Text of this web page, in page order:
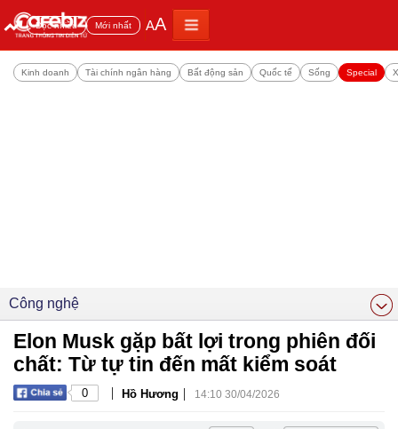
Đọc nhiều Mới nhất AA
Kinh doanh Tài chính ngân hàng Bất động sản Quốc tế Sống Special
Công nghệ
Elon Musk gặp bất lợi trong phiên đối
chất: Từ tự tin đến mất kiểm soát
0 | Hồ Hương | 14:10 30/04/2026